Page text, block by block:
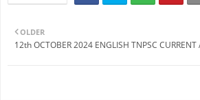
OLDER
12th OCTOBER 2024 ENGLISH TNPSC CURRENT